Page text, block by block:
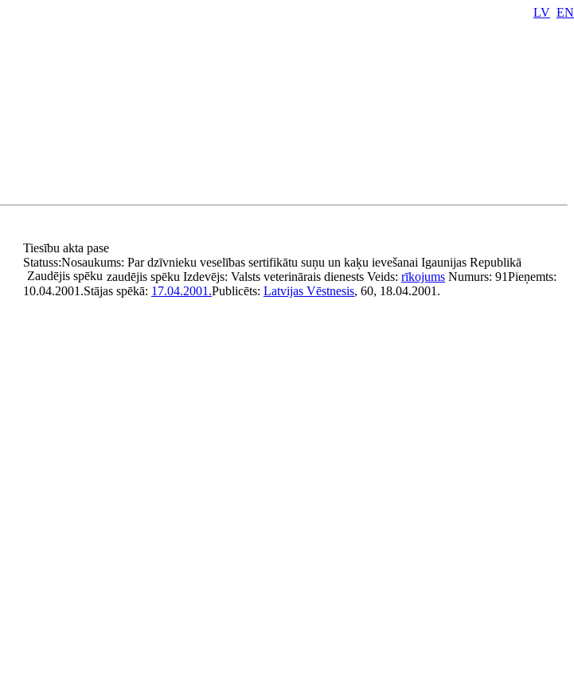
LV EN
Tiesību akta pase
Nosaukums: Par dzīvnieku veselības sertifikātu suņu un kaķu ievešanai Igaunijas Republikā
Statuss:
Zaudējis spēku zaudējis spēku Izdevējs: Valsts veterinārais dienests Veids: rīkojums Numurs: 91Pieņemts:
10.04.2001.Stājas spēkā: 17.04.2001.Publicēts: Latvijas Vēstnesis, 60, 18.04.2001.